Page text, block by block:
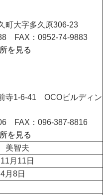
町大字多久原306-23
FAX：0952-74-9883
を見る
寺1-6-41 OCOビルディン
FAX：096-387-8816
を見る
智夫
月11日
月8日